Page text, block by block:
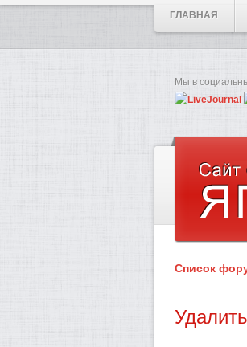
ГЛАВНАЯ
Мы в
Список
Удалить